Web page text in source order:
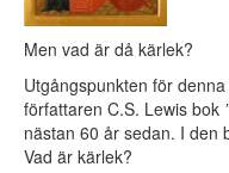
Men vad är då kärlek?
Utgångspunkten för
författaren C.S. Lewis bok
nästan 60 år sedan. I den
Vad är kärlek?